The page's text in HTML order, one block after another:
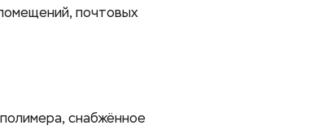
почтовых
снабжённое